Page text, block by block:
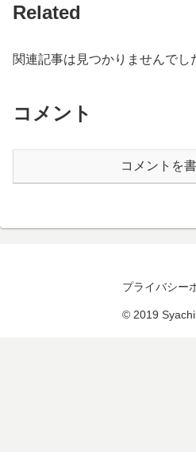
Related
関連記事は見つかりませんでし
コメント
コメントを
プライバシー
© 2019